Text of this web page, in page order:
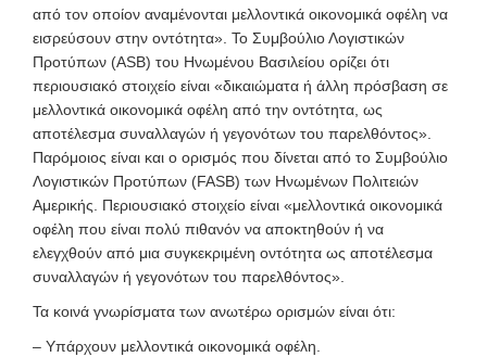
από τον οποίον αναμένονται μελλοντικά οικονομικά οφέλη να
εισρεύσουν στην οντότητα». Το Συμβούλιο Λογιστικών
Προτύπων (ASB) του Ηνωμένου Βασιλείου ορίζει ότι
περιουσιακό στοιχείο είναι «δικαιώματα ή άλλη πρόσβαση σε
μελλοντικά οικονομικά οφέλη από την οντότητα, ως
αποτέλεσμα συναλλαγών ή γεγονότων του παρελθόντος».
Παρόμοιος είναι και ο ορισμός που δίνεται από το Συμβούλιο
Λογιστικών Προτύπων (FASB) των Ηνωμένων Πολιτειών
Αμερικής. Περιουσιακό στοιχείο είναι «μελλοντικά οικονομικά
οφέλη που είναι πολύ πιθανόν να αποκτηθούν ή να
ελεγχθούν από μια συγκεκριμένη οντότητα ως αποτέλεσμα
συναλλαγών ή γεγονότων του παρελθόντος».
Τα κοινά γνωρίσματα των ανωτέρω ορισμών είναι ότι:
– Υπάρχουν μελλοντικά οικονομικά οφέλη.